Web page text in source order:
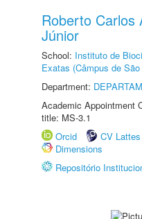
Roberto Carlos
Júnior
School: Instituto de
Exatas (Câmpus de
Department:
Academic Appointment
title: MS-3.1
Orcid
CV Lattes
Dimensions
Repositório